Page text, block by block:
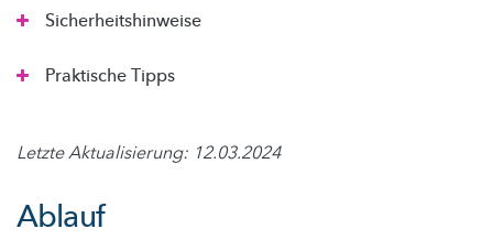
Sicherheitshinweise
Praktische Tipps
Letzte Aktualisierung: 12.03.2024
Ablauf